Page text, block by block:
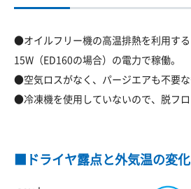
●オイルフリー機の高温排熱を利用す
15W（ED160の場合）の電力で稼働。
●空気ロスがなく、パージエアも不要な
●冷凍機を使用していないので、脱フロ
■ドライヤ露点と外気温の変化